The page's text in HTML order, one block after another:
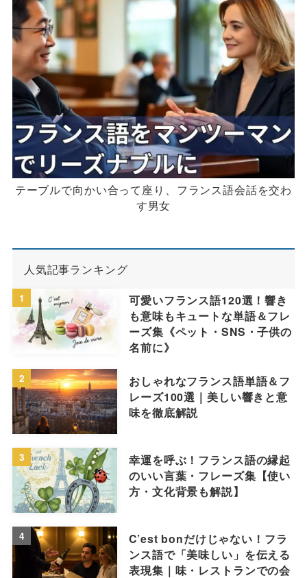
テーブルで向かい合って座り、フランス語会話を交わ
す男女
人気記事ランキング
1
可愛いフランス語120選！響き
も意味もキュートな単語＆フレ
ーズ集《ペット・SNS・子供の
名前に》
2
おしゃれなフランス語単語＆フ
レーズ100選｜美しい響きと意
味を徹底解説
3
幸運を呼ぶ！フランス語の縁起
のいい言葉・フレーズ集【使い
方・文化背景も解説】
4
C’est bonだけじゃない！フラ
ンス語で「美味しい」を伝える
表現集｜味・レストランでの会